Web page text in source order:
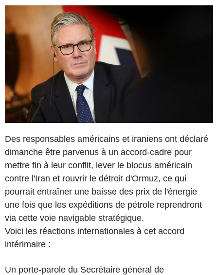
Des responsables américains et iraniens ont déclaré
dimanche être parvenus à un accord-cadre pour
mettre fin à leur conflit, lever le blocus américain
contre l'Iran et rouvrir le détroit d'Ormuz, ce qui
pourrait entraîner une baisse des prix de l'énergie
une fois que les expéditions de pétrole reprendront
via cette voie navigable stratégique.
Voici les réactions internationales à cet accord
intérimaire :
Un porte-parole du Secrétaire général de